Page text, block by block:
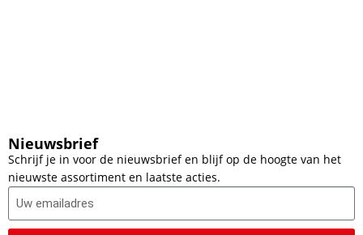
Nieuwsbrief
Schrijf je in voor de nieuwsbrief en blijf op de hoogte van het
nieuwste assortiment en laatste acties.